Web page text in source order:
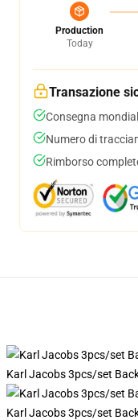
Production
Today
Transazione
Consegna
Numero di
Rimborso
Karl Jacobs 3pcs/set
Karl Jacobs 3pcs/set